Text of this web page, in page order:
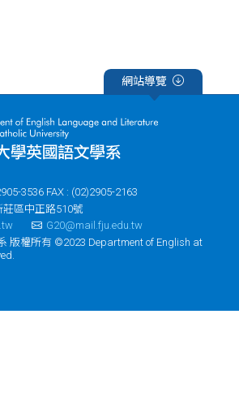
網站導覽
3536 FAX : (02)2905-2163
莊區中正路510號
G20@mail.fju.edu.tw
版權所有 ©2023 Department of English at